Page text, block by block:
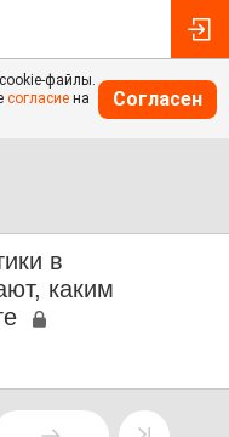
файлы.
согласие на
Согласен
в
каким